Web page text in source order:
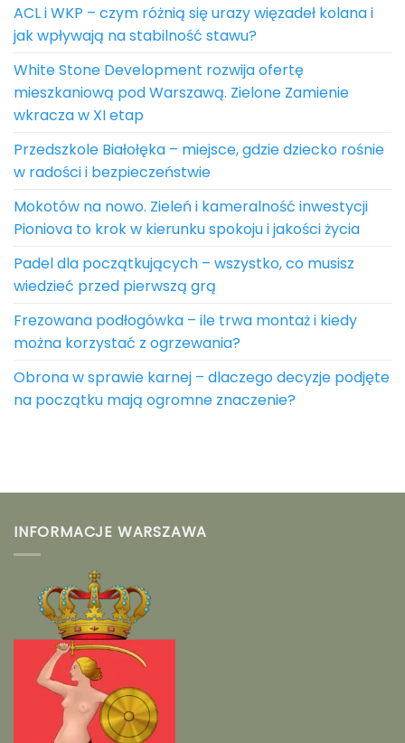
ACL i WKP – czym różnią się urazy więzadeł kolana i
jak wpływają na stabilność stawu?
White Stone Development rozwija ofertę
mieszkaniową pod Warszawą. Zielone Zamienie
wkracza w XI etap
Przedszkole Białołęka – miejsce, gdzie dziecko rośnie
w radości i bezpieczeństwie
Mokotów na nowo. Zieleń i kameralność inwestycji
Pioniova to krok w kierunku spokoju i jakości życia
Padel dla początkujących – wszystko, co musisz
wiedzieć przed pierwszą grą
Frezowana podłogówka – ile trwa montaż i kiedy
można korzystać z ogrzewania?
Obrona w sprawie karnej – dlaczego decyzje podjęte
na początku mają ogromne znaczenie?
INFORMACJE WARSZAWA